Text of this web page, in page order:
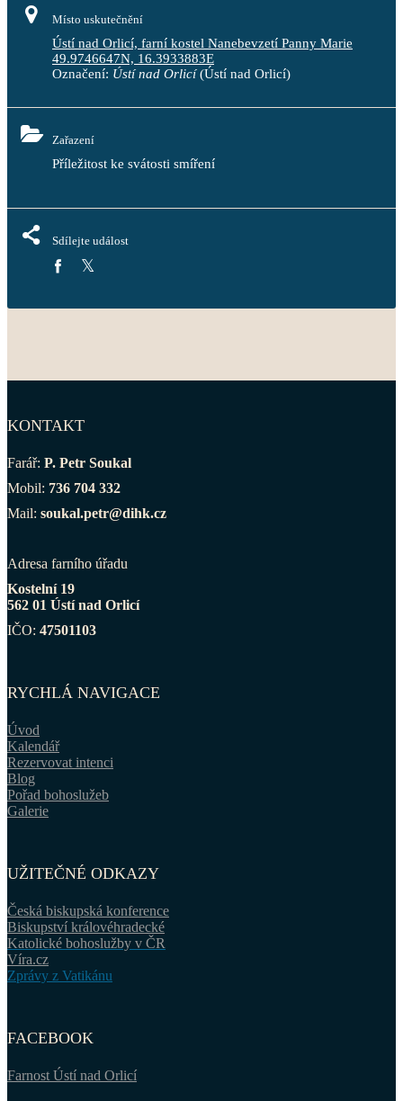
Místo uskutečnění
Ústí nad Orlicí, farní kostel Nanebevzetí Panny Marie
49.9746647N, 16.3933883E
Označení: Ústí nad Orlicí(Ústí nad Orlicí)
Zařazení
Příležitost ke svátosti smíření
Sdílejte událost
KONTAKT
Farář: P. Petr Soukal
Mobil: 736 704 332
Mail: soukal.petr@dihk.cz
Adresa farního úřadu
Kostelní 19
562 01 Ústí nad Orlicí
IČO: 47501103
RYCHLÁ NAVIGACE
Úvod
Kalendář
Rezervovat intenci
Blog
Pořad bohoslužeb
Galerie
UŽITEČNÉ ODKAZY
Česká biskupská konference
Biskupství královéhradecké
Katolické bohoslužby v ČR
Víra.cz
Zprávy z Vatikánu
FACEBOOK
Farnost Ústí nad Orlicí